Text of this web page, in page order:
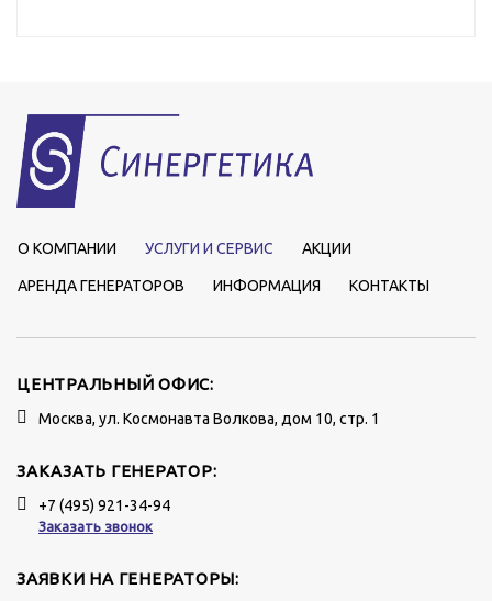
О КОМПАНИИ УСЛУГИ И СЕРВИС АКЦИИ
АРЕНДА ГЕНЕРАТОРОВ ИНФОРМАЦИЯ КОНТАКТЫ
ЦЕНТРАЛЬНЫЙ ОФИС:
Москва, ул. Космонавта Волкова, дом 10, стр. 1
ЗАКАЗАТЬ ГЕНЕРАТОР:
+7 (495) 921-34-94
Заказать звонок
ЗАЯВКИ НА ГЕНЕРАТОРЫ: